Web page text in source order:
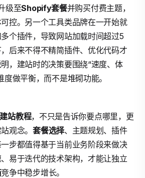
级至Shopify套餐并购买付费主题，
控。另一个工具类品牌在一开始就
个插件，导致网站加载时间超过5
后来不得不精简插件、优化代码才
，建站时的决策要围绕“速度、体
做平衡，而不是堆砌功能。
站教程，不只是告诉你要点哪里，更
观念。套餐选择、主题规划、插件
步都值得基于当前业务阶段来做决
易于迭代的技术架构，才能让独立
竞争中稳步增长。